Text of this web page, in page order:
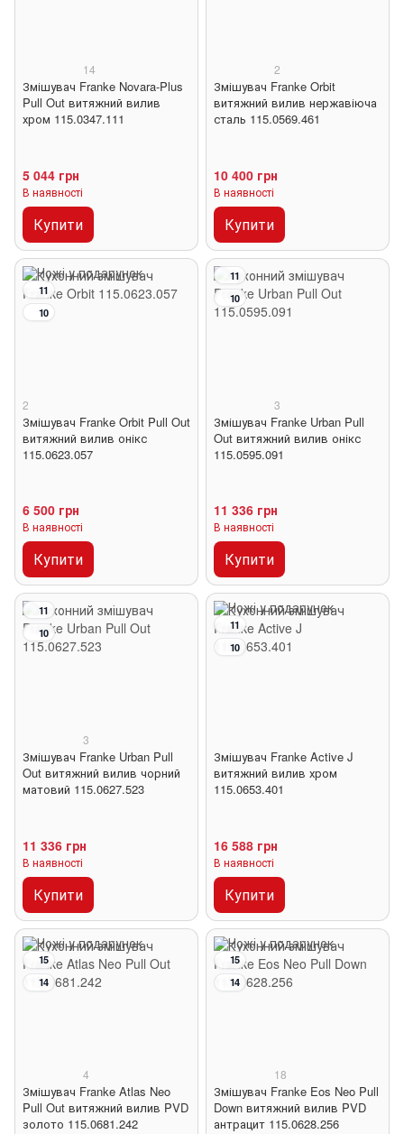
14
Змішувач Franke Novara-Plus
Pull Out витяжний вилив
хром 115.0347.111
5 044 грн
В наявності
Купити
2
Змішувач Franke Orbit
витяжний вилив нержавіюча
сталь 115.0569.461
10 400 грн
В наявності
Купити
11
10
2
Змішувач Franke Orbit Pull Out
витяжний вилив онікс
115.0623.057
6 500 грн
В наявності
Купити
11
10
3
Змішувач Franke Urban Pull
Out витяжний вилив онікс
115.0595.091
11 336 грн
В наявності
Купити
11
10
3
Змішувач Franke Urban Pull
Out витяжний вилив чорний
матовий 115.0627.523
11 336 грн
В наявності
Купити
11
10
Змішувач Franke Active J
витяжний вилив хром
115.0653.401
16 588 грн
В наявності
Купити
15
14
4
Змішувач Franke Atlas Neo
Pull Out витяжний вилив PVD
золото 115.0681.242
15
14
18
Змішувач Franke Eos Neo Pull
Down витяжний вилив PVD
антрацит 115.0628.256